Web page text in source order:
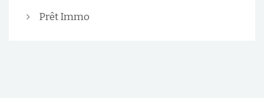
Prêt Immo